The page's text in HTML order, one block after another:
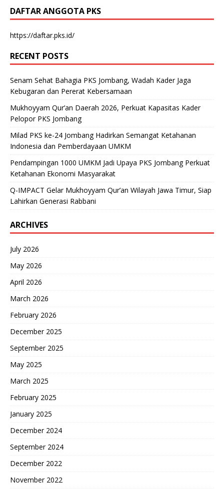
DAFTAR ANGGOTA PKS
https://daftar.pks.id/
RECENT POSTS
Senam Sehat Bahagia PKS Jombang, Wadah Kader Jaga
Kebugaran dan Pererat Kebersamaan
Mukhoyyam Qur’an Daerah 2026, Perkuat Kapasitas Kader
Pelopor PKS Jombang
Milad PKS ke-24 Jombang Hadirkan Semangat Ketahanan
Indonesia dan Pemberdayaan UMKM
Pendampingan 1000 UMKM Jadi Upaya PKS Jombang Perkuat
Ketahanan Ekonomi Masyarakat
Q-IMPACT Gelar Mukhoyyam Qur’an Wilayah Jawa Timur, Siap
Lahirkan Generasi Rabbani
ARCHIVES
July 2026
May 2026
April 2026
March 2026
February 2026
December 2025
September 2025
May 2025
March 2025
February 2025
January 2025
December 2024
September 2024
December 2022
November 2022